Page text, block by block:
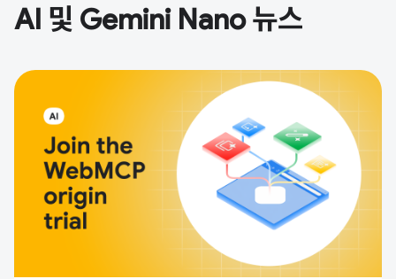
AI 및 Gemini Nano 뉴스